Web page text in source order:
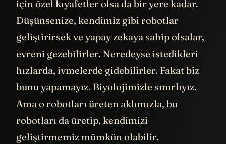
için özel kıyafetler olsa da bir yere kadar.
Düşünsenize, kendimiz gibi robotlar
geliştirirsek ve yapay zekaya sahip olsalar,
evreni gezebilirler. Neredeyse istedikleri
hızlarda, ivmelerde gidebilirler. Fakat biz
bunu yapamayız. Biyolojimizle sınırlıyız.
Ama o robotları üreten aklımızla, bu
robotları da üretip, kendimizi
geliştirmemiz mümkün olabilir.